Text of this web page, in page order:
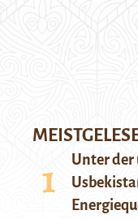
Unter der